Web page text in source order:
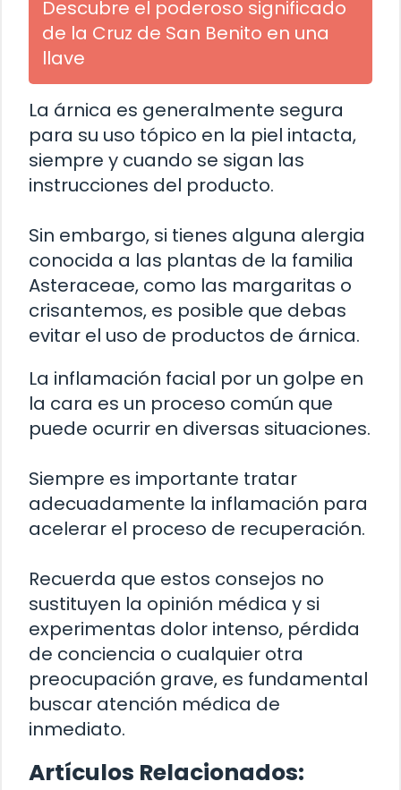
Descubre el poderoso significado
de la Cruz de San Benito en una
llave
La árnica es generalmente segura
para su uso tópico en la piel intacta,
siempre y cuando se sigan las
instrucciones del producto.
Sin embargo, si tienes alguna alergia
conocida a las plantas de la familia
Asteraceae, como las margaritas o
crisantemos, es posible que debas
evitar el uso de productos de árnica.
La inflamación facial por un golpe en
la cara es un proceso común que
puede ocurrir en diversas situaciones.
Siempre es importante tratar
adecuadamente la inflamación para
acelerar el proceso de recuperación.
Recuerda que estos consejos no
sustituyen la opinión médica y si
experimentas dolor intenso, pérdida
de conciencia o cualquier otra
preocupación grave, es fundamental
buscar atención médica de
inmediato.
Artículos Relacionados: